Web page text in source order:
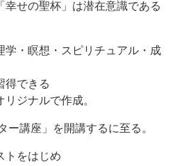
幸せの聖杯」は潜在意識である
学・瞑想・スピリチュアル・成
得できる
ジナルで作成。
ー講座」を開講するに至る。
トをはじめ